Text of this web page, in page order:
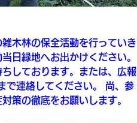
木林の保全活動を行っていき
日緑地へお出かけください。
しております。または、広報
連絡してください。 尚、参
策の徹底をお願いします。